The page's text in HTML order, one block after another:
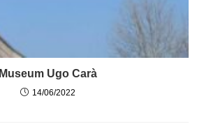
Museum Ugo Carà
14/06/2022